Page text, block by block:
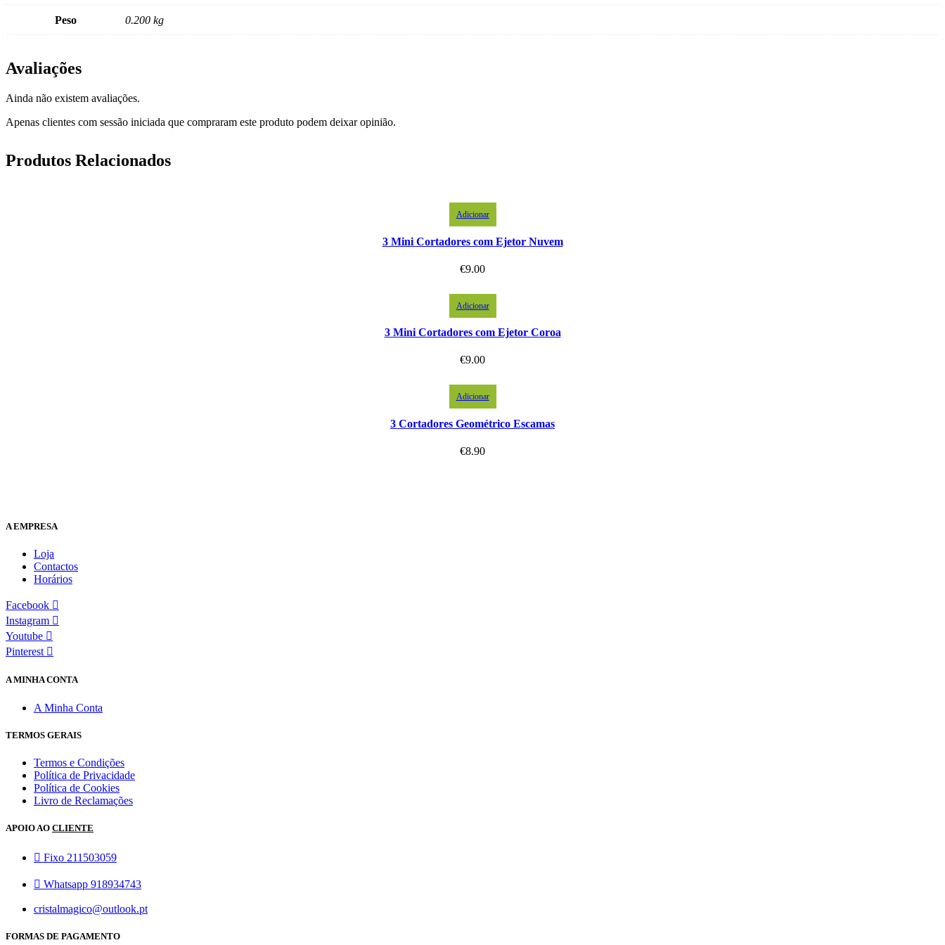
Peso 0.200 kg
Avaliações
Ainda não existem avaliações.
Apenas clientes com sessão iniciada que compraram este produto podem deixar opinião.
Produtos Relacionados
Adicionar
3 Mini Cortadores com Ejetor Nuvem
€9.00
Adicionar
3 Mini Cortadores com Ejetor Coroa
€9.00
Adicionar
3 Cortadores Geométrico Escamas
€8.90
A EMPRESA
Loja
Contactos
Horários
Facebook
Instagram
Youtube
Pinterest
A MINHA CONTA
A Minha Conta
TERMOS GERAIS
Termos e Condições
Política de Privacidade
Política de Cookies
Livro de Reclamações
APOIO AO CLIENTE
Fixo 211503059
Whatsapp 918934743
cristalmagico@outlook.pt
FORMAS DE PAGAMENTO